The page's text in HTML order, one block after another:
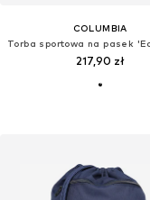
COLUMBIA
217,90 zł